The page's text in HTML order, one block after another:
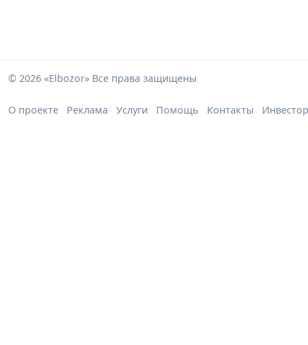
© 2026 «Elbozor» Все права защищены
О проекте Реклама Услуги Помощь Контакты